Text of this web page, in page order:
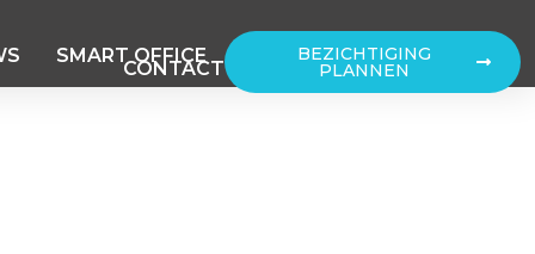
SMART OFFICE
CONTACT
BEZICHTIGING
PLANNEN